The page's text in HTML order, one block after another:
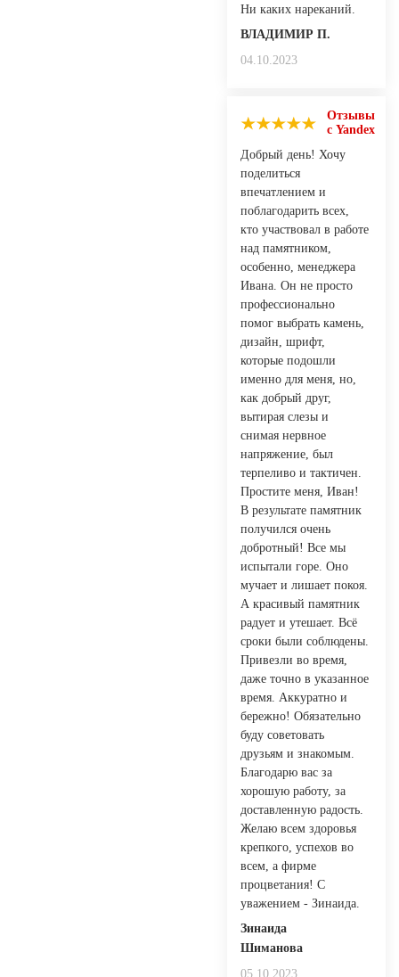
Ни каких нареканий.
ВЛАДИМИР П.
04.10.2023
Отзывы
с Yandex
Добрый день! Хочу
поделиться
впечатлением и
поблагодарить всех,
кто участвовал в работе
над памятником,
особенно, менеджера
Ивана. Он не просто
профессионально
помог выбрать камень,
дизайн, шрифт,
которые подошли
именно для меня, но,
как добрый друг,
вытирая слезы и
снимая нервное
напряжение, был
терпеливо и тактичен.
Простите меня, Иван!
В результате памятник
получился очень
добротный! Все мы
испытали горе. Оно
мучает и лишает покоя.
А красивый памятник
радует и утешает. Всё
сроки были соблюдены.
Привезли во время,
даже точно в указанное
время. Аккуратно и
бережно! Обязательно
буду советовать
друзьям и знакомым.
Благодарю вас за
хорошую работу, за
доставленную радость.
Желаю всем здоровья
крепкого, успехов во
всем, а фирме
процветания! С
уважением - Зинаида.
Зинаида
Шиманова
05.10.2023